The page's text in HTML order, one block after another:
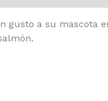
gusto a su mascota